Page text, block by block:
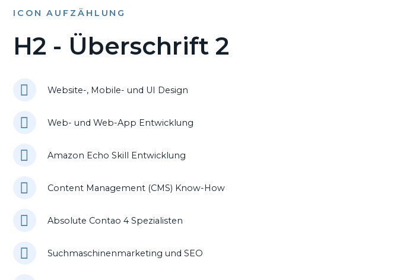
ICON AUFZÄHLUNG
H2 - Überschrift 2
Website-, Mobile- und UI Design
Web- und Web-App Entwicklung
Amazon Echo Skill Entwicklung
Content Management (CMS) Know-How
Absolute Contao 4 Spezialisten
Suchmaschinenmarketing und SEO